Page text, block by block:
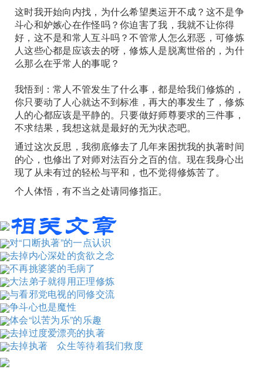
这时我开始向内找，为什么希望奥运开不成？这不是争
斗心和妒嫉心在作怪吗？你迫害了我，我就不让你得
好，这不是和常人互斗吗？不管常人怎么邪恶，可修炼
人这些心都是应该去的呀，修炼人是脱离世俗的，为什
么那么在乎常人的事呢？
我悟到：常人不管发生了什么事，都是给我们修炼的，
你只要动了人心就达不到标准，再大的事发生了，修炼
人的心都应该是平静的。只要做好师尊要求的三件事，
不求结果，我想这就是最好的无为状态吧。
通过这次反思，我彻底修去了几年来困扰我的执著时间
的心，也修出了对师对法百分之百的信。现在我身心出
现了从未有过的轻松与平和，也不觉得修炼苦了。
个人体悟，有不当之处请同修指正。
对“口断执著”的一点认识
去掉内心深处的贪欲之念
不再挑婆婆的毛病了
大法弟子就得用正理修炼
与看邪党电视的同修交流
争斗心也是魔性
体会“以苦为乐”的乐趣
去掉过度爱漂亮的执著
去掉执著 众生等待着我们救度